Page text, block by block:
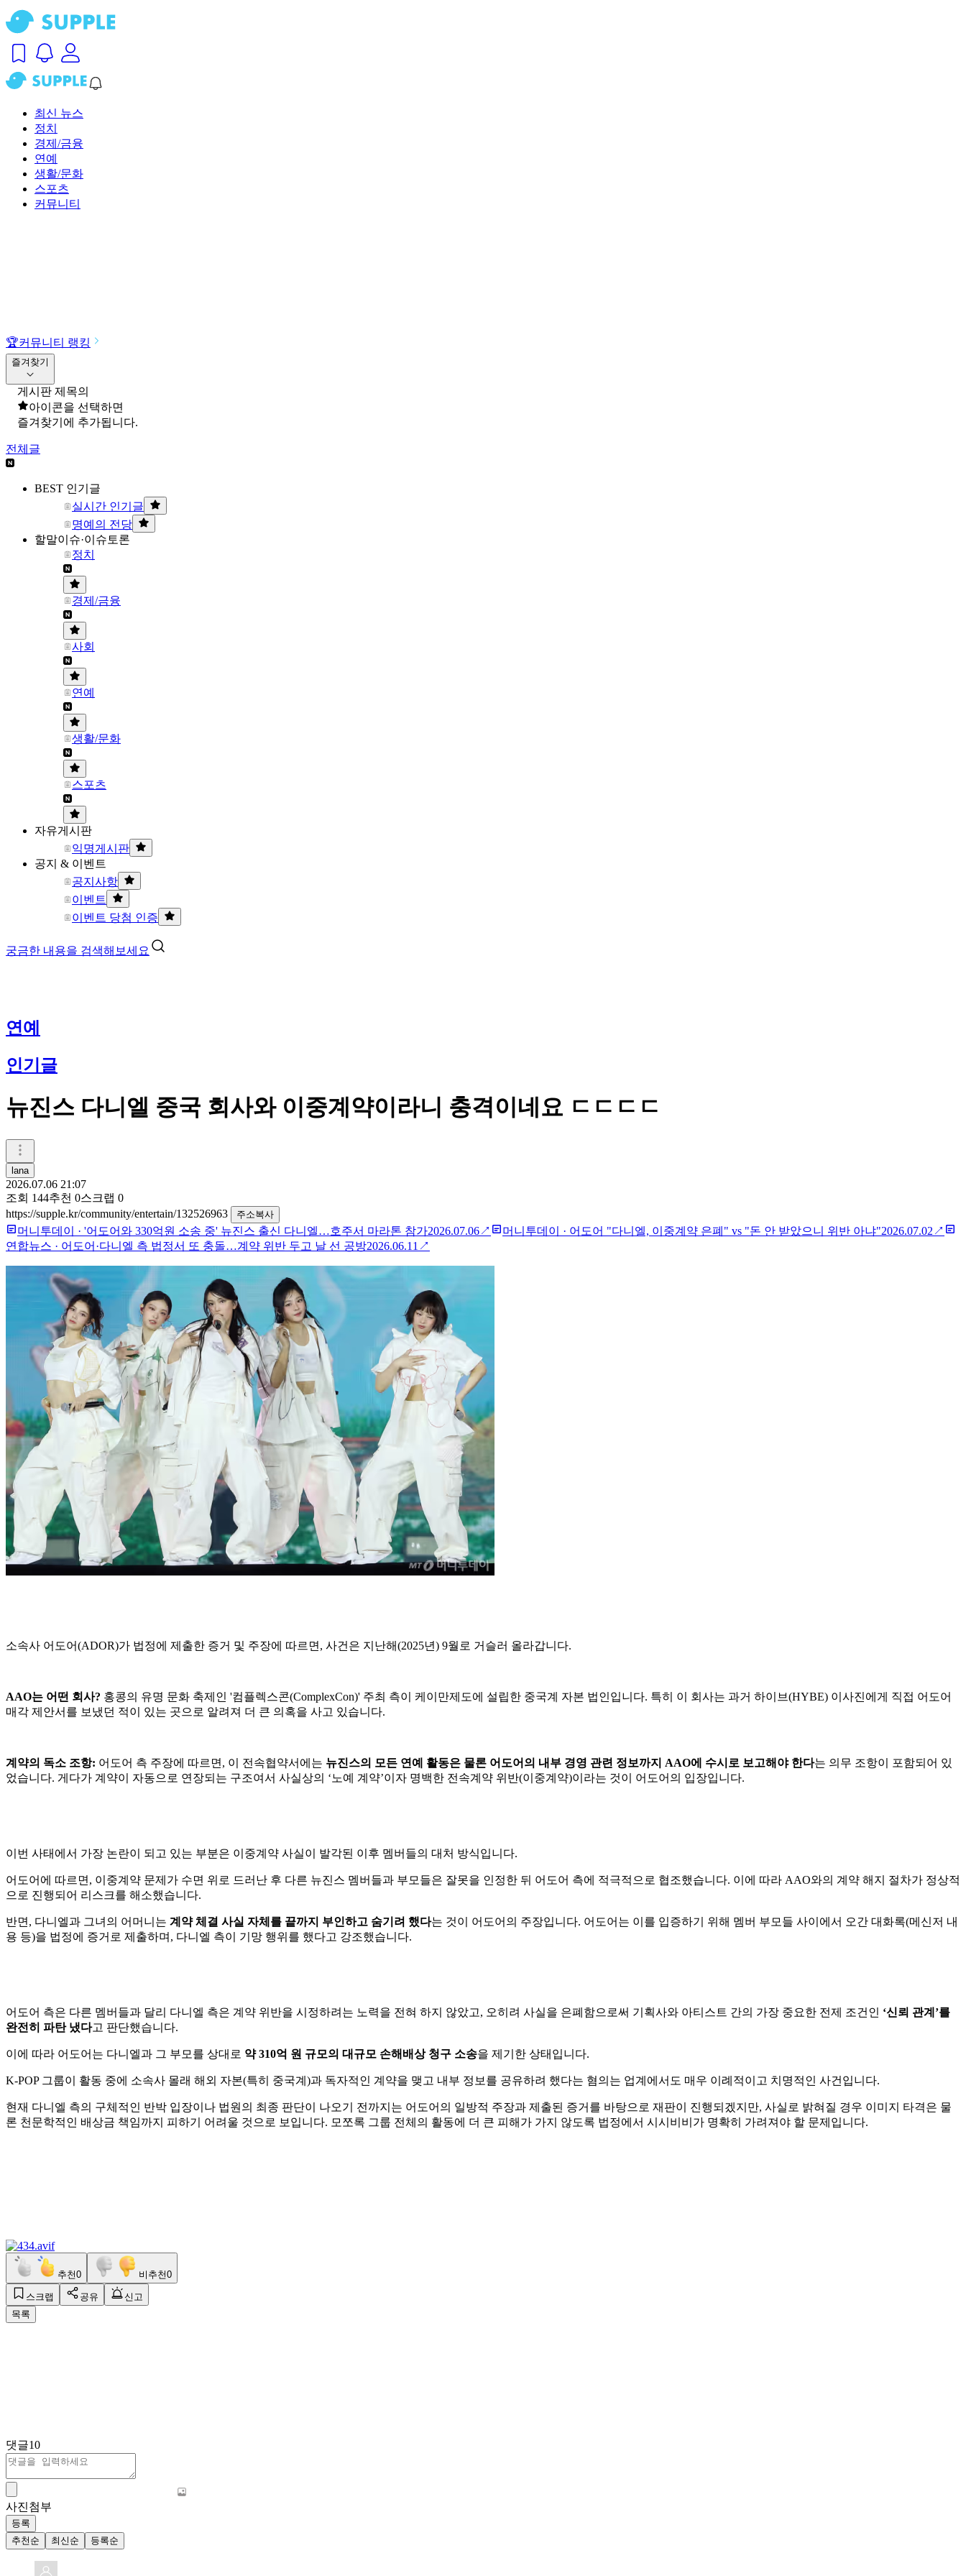
최신 뉴스
정치
경제/금융
연예
생활/문화
스포츠
커뮤니티
🏆커뮤니티 랭킹
즐겨찾기
게시판 제목의
아이콘을 선택하면
즐겨찾기에 추가됩니다.
전체글
BEST 인기글
실시간 인기글
명예의 전당
할말이슈·이슈토론
정치
경제/금융
사회
연예
생활/문화
스포츠
자유게시판
익명게시판
공지 & 이벤트
공지사항
이벤트
이벤트 당첨 인증
궁금한 내용을 검색해보세요
연예
인기글
뉴진스 다니엘 중국 회사와 이중계약이라니 충격이네요 ㄷㄷㄷㄷ
lana
2026.07.06 21:07
조회 144추천 0스크랩 0
https://supple.kr/community/entertain/132526963
주소복사
머니투데이 · '어도어와 330억원 소송 중' 뉴진스 출신 다니엘…호주서 마라톤 참가2026.07.06↗ 머니투데이 · 어도어 "다니엘, 이중계약 은폐" vs "돈 안 받았으니 위반 아냐"2026.07.02 ↗
연합뉴스 · 어도어·다니엘 측 법정서 또 충돌…계약 위반 두고 날 선 공방2026.06.11 ↗
소속사 어도어(ADOR)가 법정에 제출한 증거 및 주장에 따르면, 사건은 지난해(2025년) 9월로 거슬러 올라갑니다.
AAO는 어떤 회사? 홍콩의 유명 문화 축제인 '컴플렉스콘(ComplexCon)' 주최 측이 케이만제도에 설립한 중국계 자본 법인입니다. 특히 이 회사는 과거 하이브(HYBE) 이사진에게 직접 어도어
매각 제안서를 보냈던 적이 있는 곳으로 알려져 더 큰 의혹을 사고 있습니다.
계약의 독소 조항: 어도어 측 주장에 따르면, 이 전속협약서에는 뉴진스의 모든 연예 활동은 물론 어도어의 내부 경영 관련 정보까지 AAO에 수시로 보고해야 한다는 의무 조항이 포함되어 있
었습니다. 게다가 계약이 자동으로 연장되는 구조여서 사실상의 ‘노예 계약’이자 명백한 전속계약 위반(이중계약)이라는 것이 어도어의 입장입니다.
이번 사태에서 가장 논란이 되고 있는 부분은 이중계약 사실이 발각된 이후 멤버들의 대처 방식입니다.
어도어에 따르면, 이중계약 문제가 수면 위로 드러난 후 다른 뉴진스 멤버들과 부모들은 잘못을 인정한 뒤 어도어 측에 적극적으로 협조했습니다. 이에 따라 AAO와의 계약 해지 절차가 정상적
으로 진행되어 리스크를 해소했습니다.
반면, 다니엘과 그녀의 어머니는 계약 체결 사실 자체를 끝까지 부인하고 숨기려 했다는 것이 어도어의 주장입니다. 어도어는 이를 입증하기 위해 멤버 부모들 사이에서 오간 대화록(메신저 내
용 등)을 법정에 증거로 제출하며, 다니엘 측이 기망 행위를 했다고 강조했습니다.
어도어 측은 다른 멤버들과 달리 다니엘 측은 계약 위반을 시정하려는 노력을 전혀 하지 않았고, 오히려 사실을 은폐함으로써 기획사와 아티스트 간의 가장 중요한 전제 조건인 ‘신뢰 관계’를
완전히 파탄 냈다고 판단했습니다.
이에 따라 어도어는 다니엘과 그 부모를 상대로 약 310억 원 규모의 대규모 손해배상 청구 소송을 제기한 상태입니다.
K-POP 그룹이 활동 중에 소속사 몰래 해외 자본(특히 중국계)과 독자적인 계약을 맺고 내부 정보를 공유하려 했다는 혐의는 업계에서도 매우 이례적이고 치명적인 사건입니다.
현재 다니엘 측의 구체적인 반박 입장이나 법원의 최종 판단이 나오기 전까지는 어도어의 일방적 주장과 제출된 증거를 바탕으로 재판이 진행되겠지만, 사실로 밝혀질 경우 이미지 타격은 물
론 천문학적인 배상금 책임까지 피하기 어려울 것으로 보입니다. 모쪼록 그룹 전체의 활동에 더 큰 피해가 가지 않도록 법정에서 시시비비가 명확히 가려져야 할 문제입니다.
추천0 비추천0
스크랩 공유
신고
목록
댓글10
사진첨부
등록
추천순
최신순 등록순